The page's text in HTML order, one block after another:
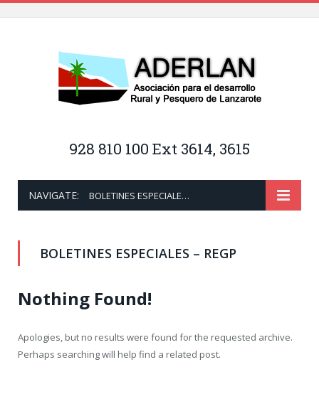
928 810 100 Ext 3614, 3615
NAVIGATE: BOLETINES ESPECIALES – REGP
BOLETINES ESPECIALES – REGP
Nothing Found!
Apologies, but no results were found for the requested archive.
Perhaps searching will help find a related post.